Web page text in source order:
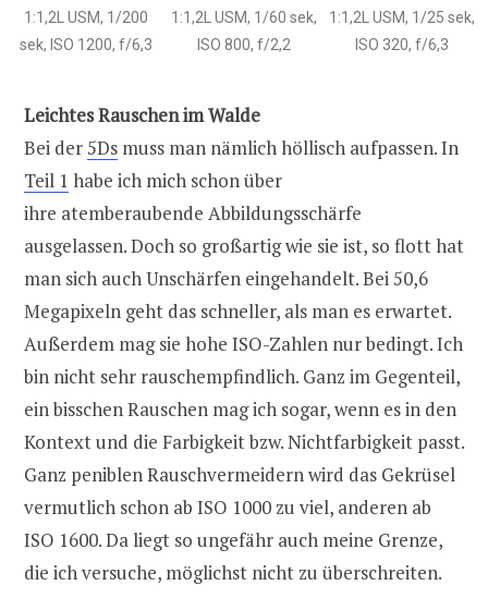
1:1,2L USM, 1/200
sek, ISO 1200, f/6,3
1:1,2L USM, 1/60 sek,
ISO 800, f/2,2
1:1,2L USM, 1/25 sek,
ISO 320, f/6,3
Leichtes Rauschen im Walde
Bei der5Ds muss man nämlich höllisch aufpassen. In
Teil 1 habe ich mich schon über
ihre atemberaubende Abbildungsschärfe
ausgelassen. Doch so großartig wie sie ist, so flott hat
man sich auch Unschärfen eingehandelt. Bei 50,6
Megapixeln geht das schneller, als man es erwartet.
Außerdem mag sie hohe ISO-Zahlen nur bedingt. Ich
bin nicht sehr rauschempfindlich. Ganz im Gegenteil,
ein bisschen Rauschen mag ich sogar, wenn es in den
Kontext und die Farbigkeit bzw. Nichtfarbigkeit passt.
Ganz peniblen Rauschvermeidern wird das Gekrüsel
vermutlich schon ab ISO 1000 zu viel, anderen ab
ISO 1600. Da liegt so ungefähr auch meine Grenze,
die ich versuche, möglichst nicht zu überschreiten.